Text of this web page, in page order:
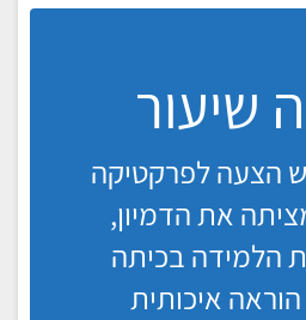
שיעור
הצעה לפרקטיקה
את הדמיון,
הלמידה בכיתה
איכותית